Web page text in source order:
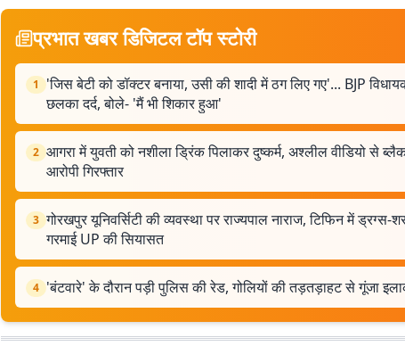
प्रभात खबर डिजिटल टॉप स्टोरी
1
'जिस बेटी को डॉक्टर बनाया, उसी की शादी में ठग लिए गए'... BJP विधायक
छलका दर्द, बोले- 'मैं भी शिकार हुआ'
2 आगरा में युवती को नशीला ड्रिंक पिलाकर दुष्कर्म, अश्लील वीडियो से
आरोपी गिरफ्तार
3 गोरखपुर यूनिवर्सिटी की व्यवस्था पर राज्यपाल नाराज, टिफिन में
गरमाई UP की सियासत
4 'बंटवारे' के दौरान पड़ी पुलिस की रेड, गोलियों की तड़तड़ाहट से गूंजा